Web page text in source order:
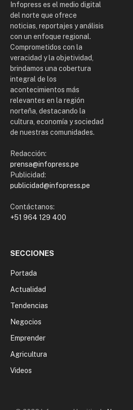
Infopress es el medio digital
del norte que ofrece
noticias, reportajes y análisis
con un enfoque regional.
Comprometidos con la
veracidad y la objetividad,
brindamos una cobertura
integral de los
acontecimientos más
relevantes en la región
norteña, destacando la
cultura, economía y sociedad
de nuestras comunidades.
Redacción:
prensa@infopress.pe
Publicidad:
publicidad@infopress.pe
Contáctanos:
+51 964 129 400
SECCIONES
Portada
Actualidad
Tendencias
Negocios
Emprender
Agricultura
Videos